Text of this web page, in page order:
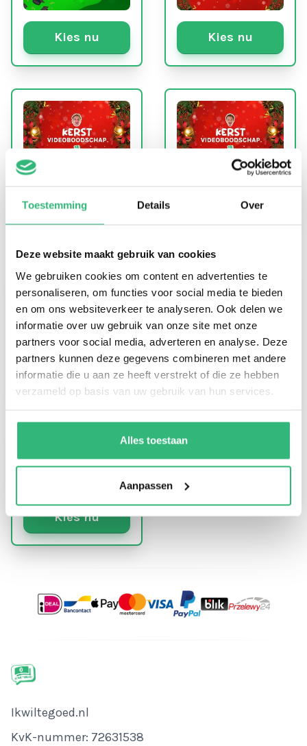
Toestemming Details Over
Deze website maakt gebruik van cookies
We gebruiken cookies om content en advertenties te
personaliseren, om functies voor social media te bieden
en om ons websiteverkeer te analyseren. Ook delen we
informatie over uw gebruik van onze site met onze
partners voor social media, adverteren en analyse. Deze
partners kunnen deze gegevens combineren met andere
informatie die u aan ze heeft verstrekt of die ze hebben
verzameld op basis van uw gebruik van hun services.
Alles toestaan
Aanpassen
Kies nu Kies nu
Kaarten
Kies nu Kies nu
Kies nu
Bedrijfsnaam
Ikwiltegoed.nl
KvK-nummer
KvK-nummer: 72631538